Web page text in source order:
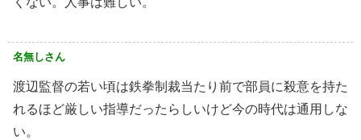
名無しさん
渡辺監督の若い頃は鉄拳制裁当たり前で部員に殺意を持た
れるほど厳しい指導だったらしいけど今の時代は通用しな
い。